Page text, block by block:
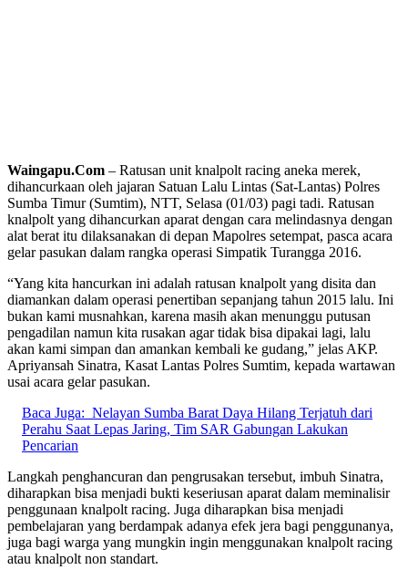
Waingapu.Com – Ratusan unit knalpolt racing aneka merek,
dihancurkaan oleh jajaran Satuan Lalu Lintas (Sat-Lantas) Polres
Sumba Timur (Sumtim), NTT, Selasa (01/03) pagi tadi. Ratusan
knalpolt yang dihancurkan aparat dengan cara melindasnya dengan
alat berat itu dilaksanakan di depan Mapolres setempat, pasca acara
gelar pasukan dalam rangka operasi Simpatik Turangga 2016.
“Yang kita hancurkan ini adalah ratusan knalpolt yang disita dan
diamankan dalam operasi penertiban sepanjang tahun 2015 lalu. Ini
bukan kami musnahkan, karena masih akan menunggu putusan
pengadilan namun kita rusakan agar tidak bisa dipakai lagi, lalu
akan kami simpan dan amankan kembali ke gudang,” jelas AKP.
Apriyansah Sinatra, Kasat Lantas Polres Sumtim, kepada wartawan
usai acara gelar pasukan.
Baca Juga: Nelayan Sumba Barat Daya Hilang Terjatuh dari
Perahu Saat Lepas Jaring, Tim SAR Gabungan Lakukan
Pencarian
Langkah penghancuran dan pengrusakan tersebut, imbuh Sinatra,
diharapkan bisa menjadi bukti keseriusan aparat dalam meminalisir
penggunaan knalpolt racing. Juga diharapkan bisa menjadi
pembelajaran yang berdampak adanya efek jera bagi penggunanya,
juga bagi warga yang mungkin ingin menggunakan knalpolt racing
atau knalpolt non standart.